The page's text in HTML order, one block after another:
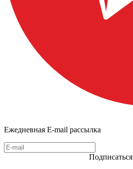
Ежедневная E-mail рассылка
Подписаться